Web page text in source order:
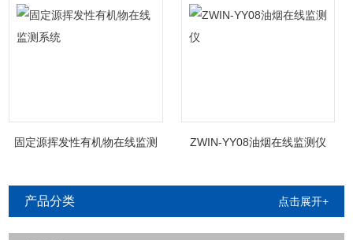
固定源挥发性有机物在线监测
ZWIN-YY08油烟在线监测仪
产品分类 点击展开+